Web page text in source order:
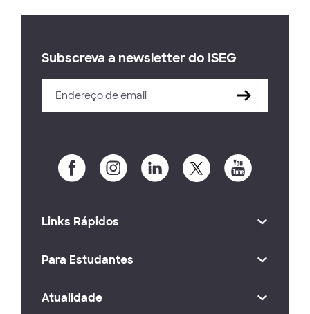
Subscreva a newsletter do ISEG
Links Rápidos
Para Estudantes
Atualidade